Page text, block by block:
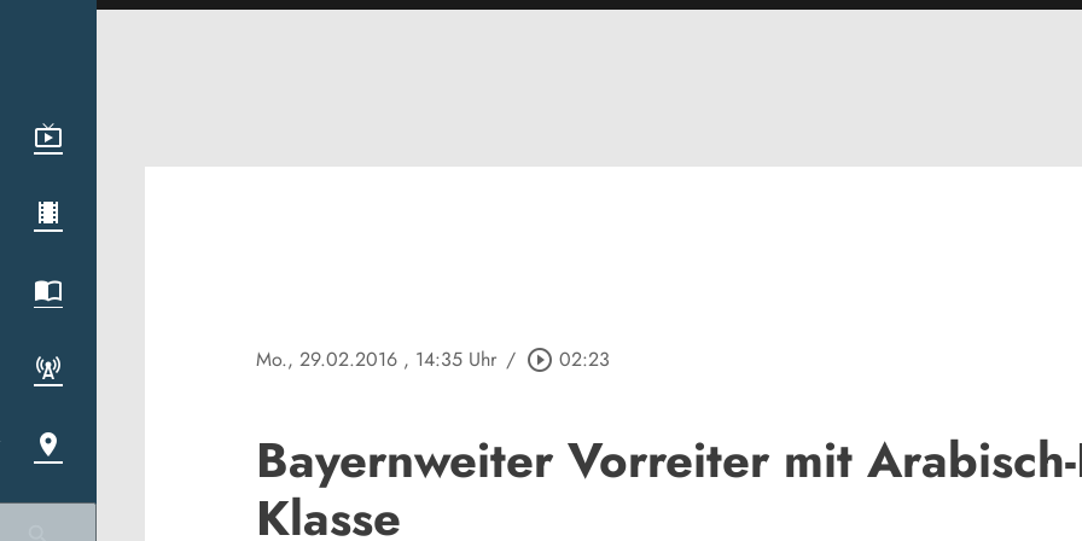
Mo., 29.02.2016 , 14:35 Uhr / play_circle_outline 02:23
Bayernweiter Vorreiter mit
Klasse